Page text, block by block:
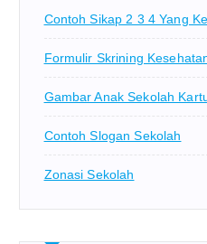
Contoh Sikap 2 3 4 Yang
Formulir Skrining
Gambar Anak Sekolah
Contoh Slogan Sekolah
Zonasi Sekolah